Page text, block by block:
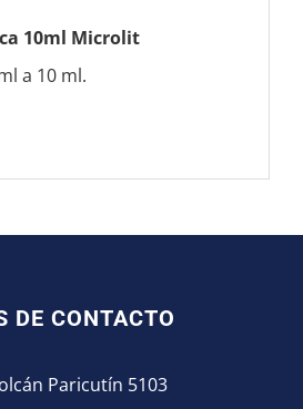
10ml Microlit
a 10 ml.
DE CONTACTO
Paricutín 5103